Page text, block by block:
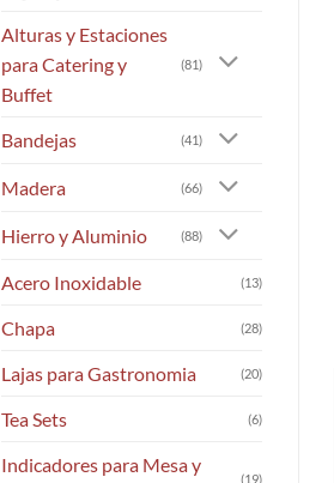
Alturas y Estaciones
para Catering y
Buffet
(81)
Bandejas (41)
Madera (66)
Hierro y Aluminio (88)
Acero Inoxidable (13)
Chapa (28)
Lajas para Gastronomia (20)
Tea Sets (6)
Indicadores para Mesa y
(19)